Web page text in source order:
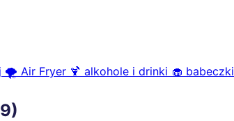
🌪️ Air Fryer 🍹 alkohole i drinki 🧁 babeczki